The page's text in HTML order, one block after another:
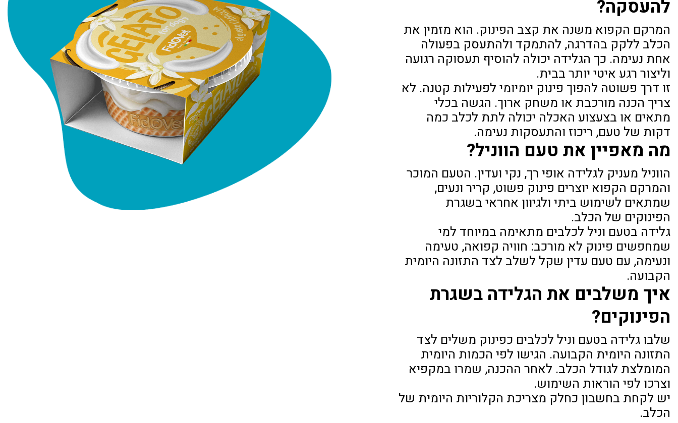
להעסקה?
המרקם הקפוא משנה את קצב הפינוק. הוא מזמין את
הכלב ללקק בהדרגה, להתמקד ולהתעסק בפעולה
אחת נעימה. כך הגלידה יכולה להוסיף תעסוקה רגועה
וליצור רגע איטי יותר בבית.
זו דרך פשוטה להפוך פינוק יומיומי לפעילות קטנה. לא
צריך הכנה מורכבת או משחק ארוך. הגשה בכלי
מתאים או בצעצוע האכלה יכולה לתת לכלב כמה
דקות של טעם, ריכוז והתעסקות נעימה.
מה מאפיין את טעם הווניל?
הווניל מעניק לגלידה אופי רך, נקי ועדין. הטעם המוכר
והמרקם הקפוא יוצרים פינוק פשוט, קריר ונעים,
שמתאים לשימוש ביתי ולגיוון אחראי בשגרת
הפינוקים של הכלב.
גלידה בטעם וניל לכלבים מתאימה במיוחד למי
שמחפשים פינוק לא מורכב: חוויה קפואה, טעימה
ונעימה, עם טעם עדין שקל לשלב לצד התזונה היומית
הקבועה.
איך משלבים את הגלידה בשגרת
הפינוקים?
שלבו גלידה בטעם וניל לכלבים כפינוק משלים לצד
התזונה היומית הקבועה. הגישו לפי הכמות היומית
המומלצת לגודל הכלב. לאחר ההכנה, שמרו במקפיא
וצרכו לפי הוראות השימוש.
יש לקחת בחשבון כחלק מצריכת הקלוריות היומית של
הכלב.